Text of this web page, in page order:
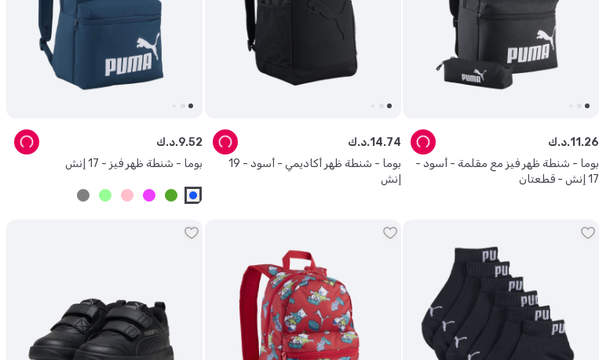
بوما - شنطة ظهر فيز مع مقلمة - أسود -
17 إنش - قطعتان
د.ك.11 .26
بوما - شنطة ظهر أكاديمي - أسود - 19
إنش
د.ك.14.74
بوما - شنطة ظهر فيز - 17 إنش
د.ك.9.52